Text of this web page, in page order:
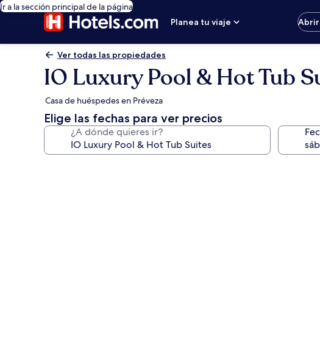
Ir a la sección principal de la página
Planea tu viaje
Ver todas las propiedades
IO Luxury Pool & Hot Tub
Casa de huéspedes en Préveza
Elige las fechas para ver precios
¿A dónde quieres ir?